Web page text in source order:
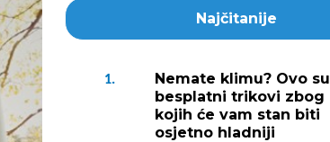
Najčitanije
1.
Nemate klimu? Ovo su
besplatni trikovi zbog
kojih će vam stan biti
osjetno hladniji